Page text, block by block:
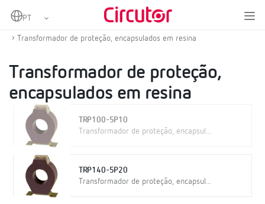
Home
Proteção e controlo
Transformador de proteção, encapsulados em resina
Transformador de proteção,
encapsulados em resina
TRP100-5P10
Transformador de proteção, encapsul...
TRP140-5P20
Transformador de proteção, encapsul...